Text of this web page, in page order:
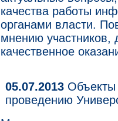
качества работы
органами власти.
мнению участников,
качественное
05.07.2013 Объекты
проведению